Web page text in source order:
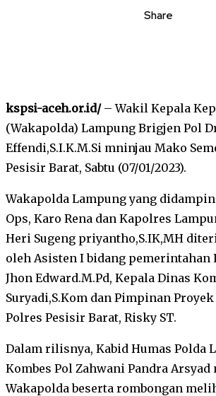
Share
kspsi-aceh.or.id/– Wakil Kepala
(Wakapolda) Lampung Brigjen Pol
Effendi,S.I.K.M.Si mninjau Mako
Pesisir Barat, Sabtu (07/01/2023).
Wakapolda Lampung yang
Ops, Karo Rena dan Kapolres
Heri Sugeng priyantho,S.IK,MH
oleh Asisten I bidang pemerintahan
Jhon Edward.M.Pd, Kepala Dinas
Suryadi,S.Kom dan Pimpinan
Polres Pesisir Barat, Risky ST.
Dalam rilisnya, Kabid Humas Polda
Kombes Pol Zahwani Pandra Arsyad
Wakapolda beserta rombongan